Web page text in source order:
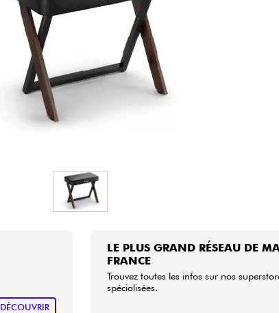
Packs
DÉCOUVRIR
LE PLUS GRAND RÉSEAU DE
FRANCE
Trouvez toutes les infos sur nos
spécialisées.